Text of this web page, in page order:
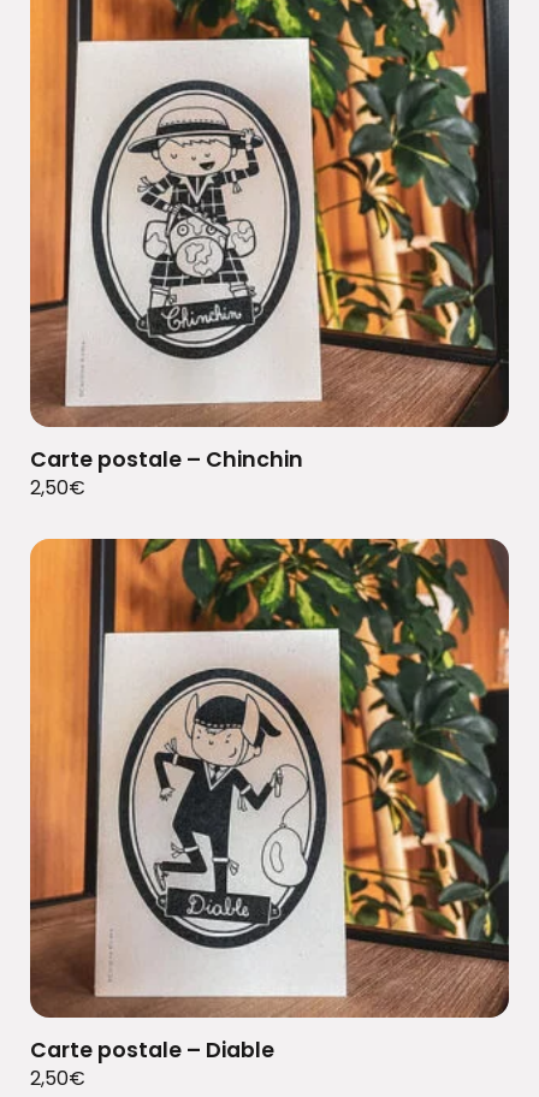
Carte postale – Chinchin
2,50€
Carte postale – Diable
2,50€